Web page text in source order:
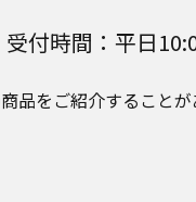
受付時間：平日
品をご紹介することが